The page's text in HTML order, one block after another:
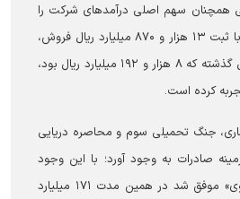
همچنان سهم اصلی درآمد‌های شرکت را
به خود اختصاص داده و با ثبت ۱۳ هزار و ۸۷۰ میلیارد ریال فروش،
نسبت به مدت مشابه سال گذشته که ۸ هزار و ۱۹۲ میلیارد ریال بود،
جنگ تحمیلی سوم و محاصره دریایی
صادرات به وجود آورد؛ با این وجود
«شرکت صنایع غذایی رضوی» موفق شد در همین مدت ۱۷۱ میلیارد